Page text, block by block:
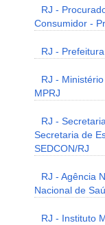
RJ -
Consumidor -
RJ -
RJ -
MPRJ
RJ -
Secretaria de
SEDCON/RJ
RJ - Agência
Nacional de
RJ - Instituto